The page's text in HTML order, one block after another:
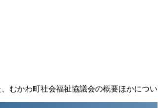
むかわ町社会福祉協議会の概要ほかにつ